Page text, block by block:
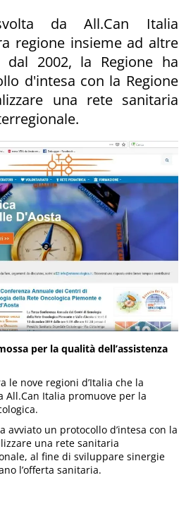
da All.Can Italia
regione insieme ad altre
2002, la Regione ha
d'intesa con la Regione
una rete sanitaria
per la qualità dell’assistenza
le nove regioni d’Italia che la
All.Can Italia promuove per la
avviato un protocollo d’intesa con la
una rete sanitaria
al fine di sviluppare sinergie
l’offerta sanitaria.